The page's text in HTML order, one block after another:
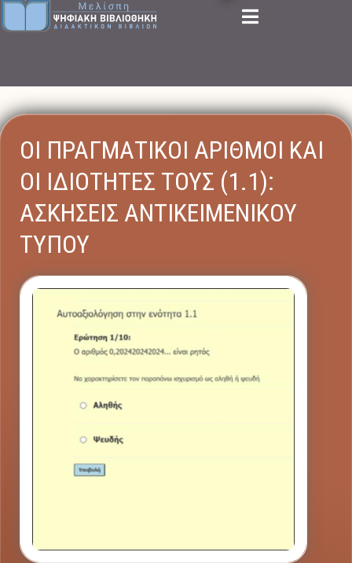
ΟΙ ΠΡΑΓΜΑΤΙΚΟΙ ΑΡΙΘΜΟΙ ΚΑΙ
ΟΙ ΙΔΙΟΤΗΤΕΣ ΤΟΥΣ (1.1):
ΑΣΚΗΣΕΙΣ ΑΝΤΙΚΕΙΜΕΝΙΚΟΥ
ΤΥΠΟΥ